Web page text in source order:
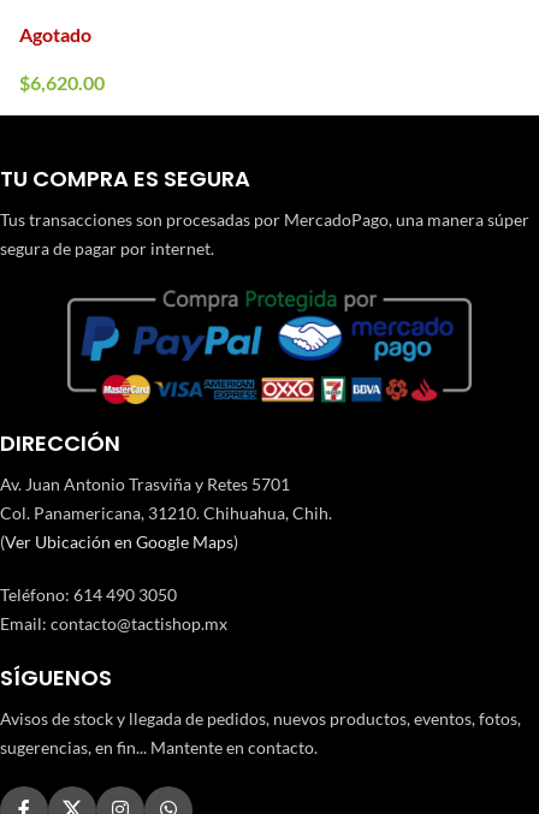
Longitud: 6″)
Agotado
$6,620.00
TU COMPRA ES SEGURA
Tus transacciones son procesadas por MercadoPago, una manera súper
segura de pagar por internet.
DIRECCIÓN
Av. Juan Antonio Trasviña y Retes 5701
Col. Panamericana, 31210. Chihuahua, Chih.
(Ver Ubicación en Google Maps)
Teléfono: 614 490 3050
Email: contacto@tactishop.mx
SÍGUENOS
Avisos de stock y llegada de pedidos, nuevos productos, eventos, fotos,
sugerencias, en fin... Mantente en contacto.